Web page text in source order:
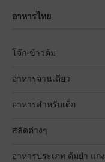
อาหารไทย
โจ๊ก-ข้าวต้ม
อาหารจานเดียว
อาหารสำหรับเด็ก
สลัดต่างๆ
อาหารประเภท ต้มยำ แกง